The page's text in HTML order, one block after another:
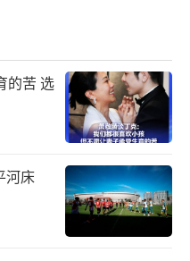
整，并一度带动标
。虽然随后迅速反
中的市场结构所带
利润率，都可能再次
风险的最佳方式是继
环境整体仍然有利
的苦 选
河床